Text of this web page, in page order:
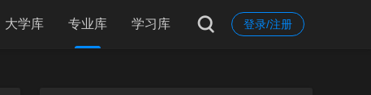
登录/注册
大学库 专业库 学习库